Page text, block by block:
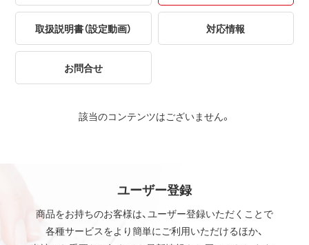
取扱説明書（設定動画） 対応情報
お問合せ
該当のコンテンツはございません。
ユーザー登録
商品をお持ちのお客様は、ユーザー登録いただくことで
各種サービスをより簡単にご利用いただけるほか、